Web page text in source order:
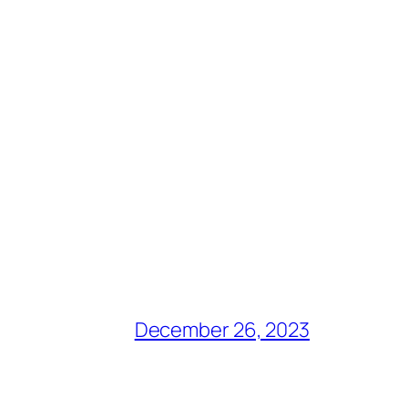
December 26, 2023